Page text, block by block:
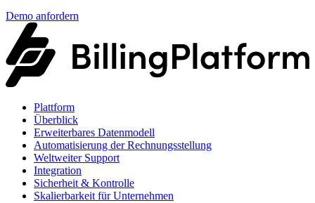
Demo anfordern
Plattform
Überblick
Erweiterbares Datenmodell
Automatisierung der Rechnungsstellung
Weltweiter Support
Integration
Sicherheit & Kontrolle
Skalierbarkeit für Unternehmen